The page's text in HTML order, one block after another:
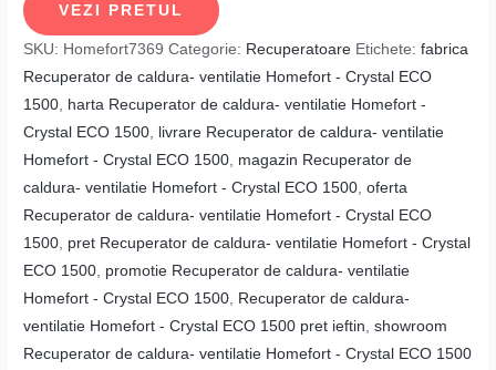
VEZI PRETUL
SKU: Homefort7369 Categorie: Recuperatoare Etichete:fabrica
Recuperator de caldura- ventilatie Homefort - Crystal ECO
1500
harta Recuperator de caldura- ventilatie Homefort -
Crystal ECO 1500
livrare Recuperator de caldura- ventilatie
Homefort - Crystal ECO 1500 magazin Recuperator de
caldura- ventilatie Homefort - Crystal ECO 1500 ,oferta
Recuperator de caldura- ventilatie Homefort - Crystal ECO
1500 pret Recuperator de caldura- ventilatie Homefort - Crystal
ECO 1500 promotie Recuperator de caldura- ventilatie
Homefort - Crystal ECO 1500
Recuperator de caldura-
ventilatie Homefort - Crystal ECO 1500 pret ieftin ,showroom
Recuperator de caldura- ventilatie Homefort - Crystal ECO 1500